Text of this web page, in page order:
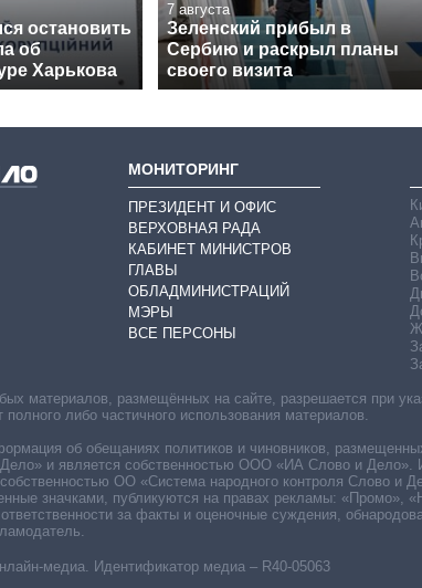
остановить
об
Харькова
7 августа
Зеленский прибыл в
Сербию и раскрыл планы
своего визита
МОНИТОРИНГ
ПРЕЗИДЕНТ И ОФИС
ВЕРХОВНАЯ РАДА
КАБИНЕТ МИНИСТРОВ
ГЛАВЫ
ОБЛАДМИНИСТРАЦИЙ
МЭРЫ
ВСЕ ПЕРСОНЫ
медиа. Идентификатор медиа – R40-05063
материалов, размещённых на сайте, разрешается при
полного либо частичного использования материалов.
об обещаниях политиков и чиновников,
и является собственностью ООО «ИА Слово и Дело».
ОО «Система народного контроля Слово и
значками, публикуются на правах рекламы: «Промо»,
за факты и оценочные суждения,